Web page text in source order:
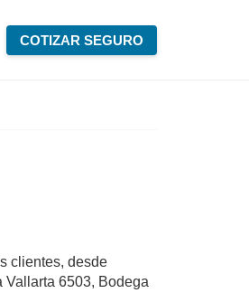
COTIZAR SEGURO
clientes, desde
6503, Bodega